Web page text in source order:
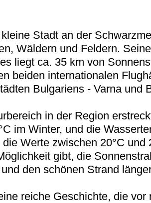
Stadt an der
Wäldern und Feldern.
liegt ca. 35 km von
beiden internationalen
Bulgariens - Varna und
in der Region
im Winter, und die
Werte zwischen 20°C und
gibt, die
den schönen Strand
reiche Geschichte, die vor